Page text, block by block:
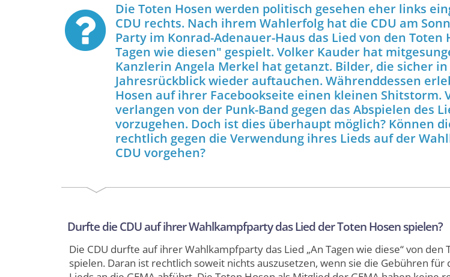
Die Toten Hosen werden politisch gesehen eher links
CDU rechts. Nach ihrem Wahlerfolg hat die CDU am
Party im Konrad-Adenauer-Haus das Lied von den Toten
Tagen wie diesen" gespielt. Volker Kauder hat
Kanzlerin Angela Merkel hat getanzt. Bilder, die sicher
Jahresrückblick wieder auftauchen. Währenddessen
Hosen auf ihrer Facebookseite einen kleinen Shitstorm.
verlangen von der Punk-Band gegen das Abspielen des
vorzugehen. Doch ist dies überhaupt möglich? Können
rechtlich gegen die Verwendung ihres Lieds auf der
CDU vorgehen?
Durfte die CDU auf ihrer Wahlkampfparty das Lied der Toten Hosen spielen?
Die CDU durfte auf ihrer Wahlkampfparty das Lied „An Tagen wie diese“ von den
spielen. Daran ist rechtlich soweit nichts auszusetzen, wenn sie die Gebühren für